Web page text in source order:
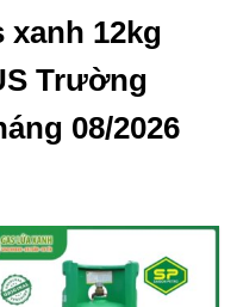
xanh 12kg
Trường
08/2026